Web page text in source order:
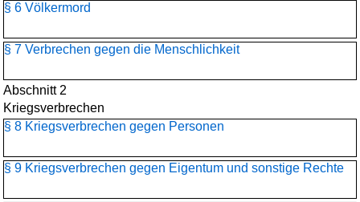
§ 6 Völkermord
§ 7 Verbrechen gegen die Menschlichkeit
Abschnitt 2
Kriegsverbrechen
§ 8 Kriegsverbrechen gegen Personen
§ 9 Kriegsverbrechen gegen Eigentum und sonstige Rechte